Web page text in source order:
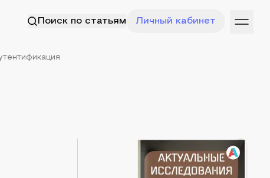
Поиск по статьям Личный кабинет